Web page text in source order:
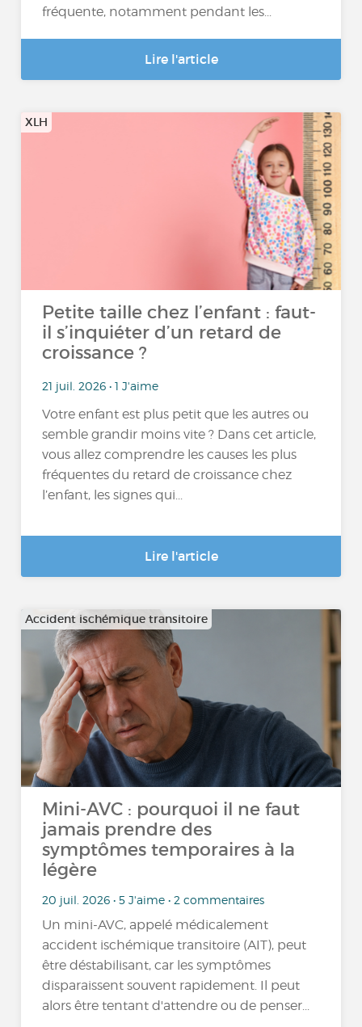
fréquente, notamment pendant les...
Lire l'article
XLH
Petite taille chez l’enfant : faut-
il s’inquiéter d’un retard de
croissance ?
21 juil. 2026 • 1 J'aime
Votre enfant est plus petit que les autres ou
semble grandir moins vite ? Dans cet article,
vous allez comprendre les causes les plus
fréquentes du retard de croissance chez
l’enfant, les signes qui...
Lire l'article
Accident ischémique transitoire
Mini-AVC : pourquoi il ne faut
jamais prendre des
symptômes temporaires à la
légère
20 juil. 2026 • 5 J'aime • 2 commentaires
Un mini-AVC, appelé médicalement
accident ischémique transitoire (AIT), peut
être déstabilisant, car les symptômes
disparaissent souvent rapidement. Il peut
alors être tentant d'attendre ou de penser...